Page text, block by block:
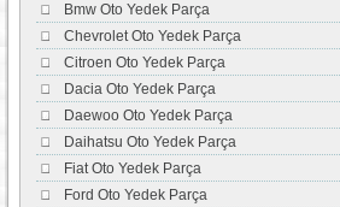
Bmw Oto Yedek Parça
Chevrolet Oto Yedek Parça
Citroen Oto Yedek Parça
Dacia Oto Yedek Parça
Daewoo Oto Yedek Parça
Daihatsu Oto Yedek Parça
Fiat Oto Yedek Parça
Ford Oto Yedek Parça